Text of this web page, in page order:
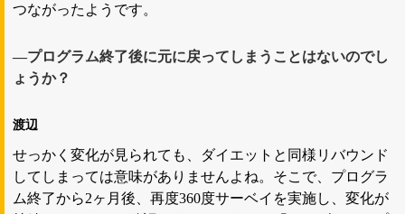
つながったようです。
―プログラム終了後に元に戻ってしまうことはないのでし
ょうか？
渡辺
せっかく変化が見られても、ダイエットと同様リバウンド
してしまっては意味がありませんよね。そこで、プログラ
ム終了から2ヶ月後、再度360度サーベイを実施し、変化が